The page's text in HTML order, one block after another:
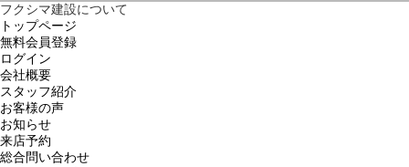
フクシマ建設について
トップページ
無料会員登録
ログイン
会社概要
スタッフ紹介
お客様の声
お知らせ
来店予約
総合問い合わせ